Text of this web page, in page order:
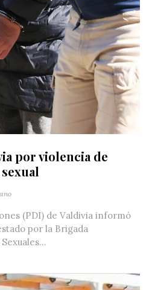
por violencia de
(PDI) de Valdivia informó
por la Brigada